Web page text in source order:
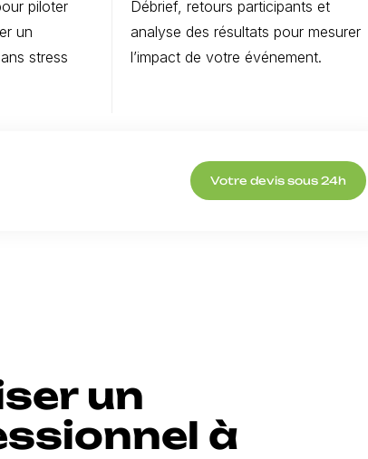
piloter
un
stress
Débrief, retours participants et
analyse des résultats pour mesurer
l’impact de votre événement.
Votre devis sous 24h
un
à